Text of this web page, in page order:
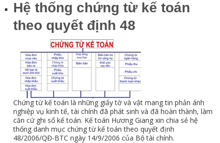
Hệ thống chứng từ kế toán
theo quyết định 48
Chứng từ kế toán là những giấy tờ và vật mang tin phản ánh
nghiệp vụ kinh tế, tài chính đã phát sinh và đã hoàn thành, làm
căn cứ ghi sổ kế toán. Kế toán Hương Giang xin chia sẻ hệ
thống danh mục chứng từ kế toán theo quyết định
48/2006/QĐ-BTC ngày 14/9/2006 của Bộ tài chính.